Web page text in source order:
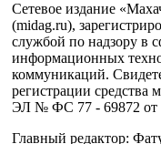
Сетевое издание
(midag.ru),
службой по надзору в
информационных
коммуникаций.
регистрации средства
ЭЛ № ФС 77 - 69872 от
Главный редактор: